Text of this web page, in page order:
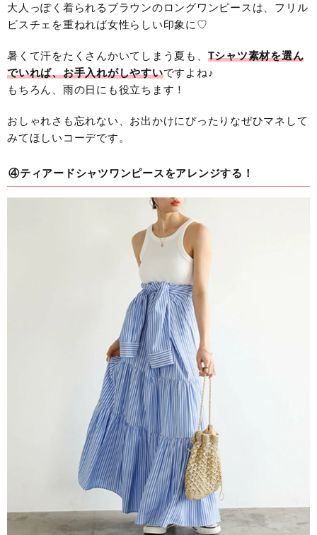
大人っぽく着られるブラウンのロングワンピースは、フリル
ビスチェを重ねれば女性らしい印象に♡
暑くて汗をたくさんかいてしまう夏も、 Tシャツ素材を選ん
でいれば、お手入れがしやすいですよね♪
もちろん、雨の日にも役立ちます！
おしゃれさも忘れない、お出かけにぴったりなぜひマネして
みてほしいコーデです。
④ティアードシャツワンピースをアレンジする！